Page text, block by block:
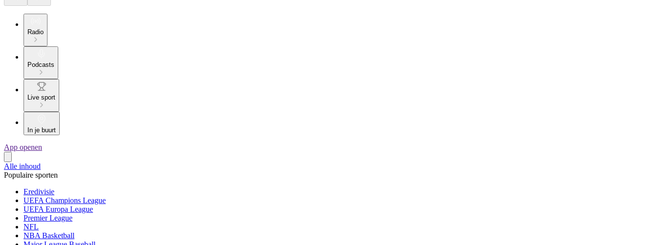
Radio
Podcasts
Live sport
In je buurt
App openen
Alle inhoud
Populaire sporten
Eredivisie
UEFA Champions League
UEFA Europa League
Premier League
NFL
NBA Basketball